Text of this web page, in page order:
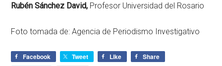
Rubén Sánchez David, Profesor Universidad del Rosario
Foto tomada de: Agencia de Periodismo Investigativo
Facebook Tweet Like
Share